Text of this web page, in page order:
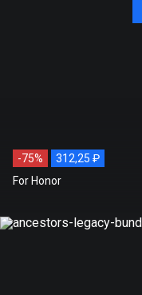
-75%
312,25 ₽
For Honor